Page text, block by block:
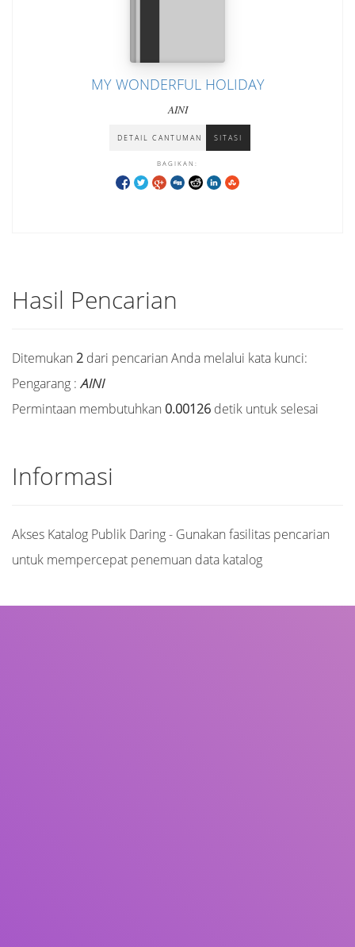
MY WONDERFUL HOLIDAY
AINI
DETAIL CANTUMAN SITASI
BAGIKAN:
Hasil Pencarian
Ditemukan 2 dari pencarian Anda melalui kata kunci:
Pengarang : AINI
Permintaan membutuhkan 0.00126 detik untuk selesai
Informasi
Akses Katalog Publik Daring - Gunakan fasilitas pencarian
untuk mempercepat penemuan data katalog